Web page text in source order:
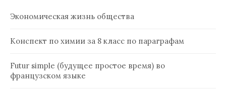
Экономическая жизнь общества
Конспект по химии за 8 класс по параграфам
Futur simple (будущее простое время) во
французском языке